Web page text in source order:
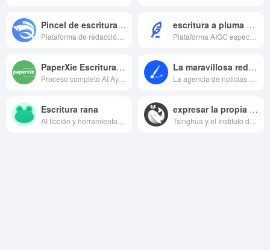
Pincel de escritura china escritura a pluma y tinta
PaperXie Escritura Inteligente La maravillosa redacción de Xinhua
Escritura rana expresar la propia opinión